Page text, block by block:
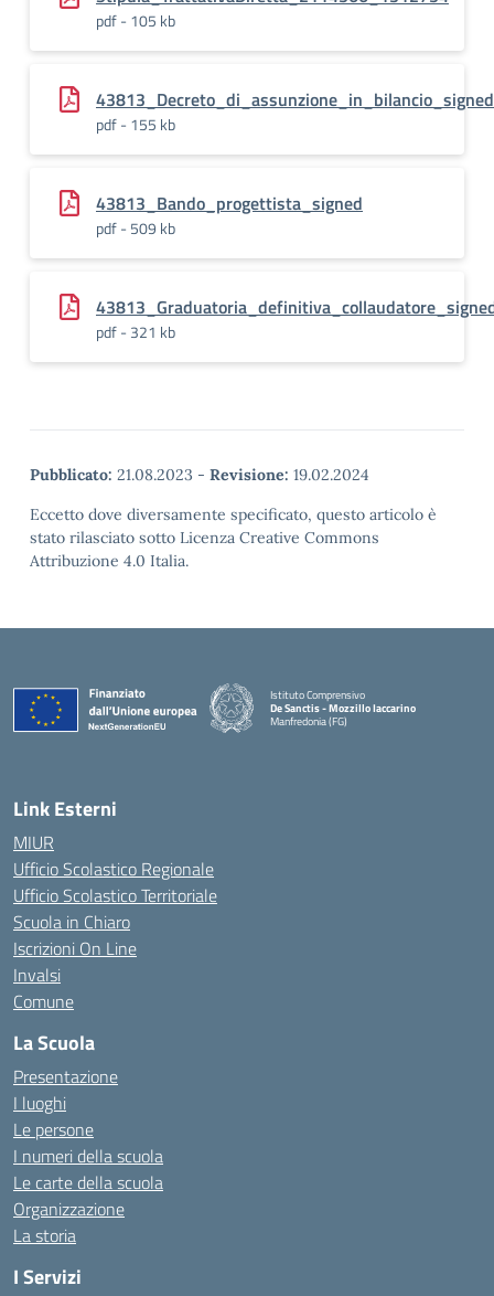
pdf - 105 kb
43813_Decreto_di_assunzione_in_bilancio_signed
pdf - 155 kb
43813_Bando_progettista_signed
pdf - 509 kb
pdf - 321 kb
Pubblicato: 21.08.2023 - Revisione: 19.02.2024
Eccetto dove diversamente specificato, questo articolo è
stato rilasciato sotto Licenza Creative Commons
Attribuzione 4.0 Italia.
Istituto Comprensivo
De Sanctis - Mozzillo Iaccarino
Manfredonia (FG)
Link Esterni
MIUR
Ufficio Scolastico Regionale
Ufficio Scolastico Territoriale
Scuola in Chiaro
Iscrizioni On Line
Invalsi
Comune
La Scuola
Presentazione
I luoghi
Le persone
I numeri della scuola
Le carte della scuola
Organizzazione
La storia
I Servizi